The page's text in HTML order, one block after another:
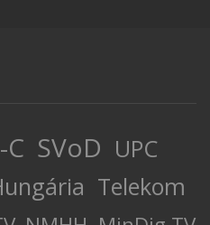
C SVoD UPC
Telekom